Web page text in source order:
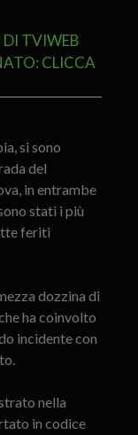
DI TVIWEB
CLICCA
si sono
del
in entrambe
stati i più
feriti
dozzina di
ha coinvolto
incidente con
nella
in codice